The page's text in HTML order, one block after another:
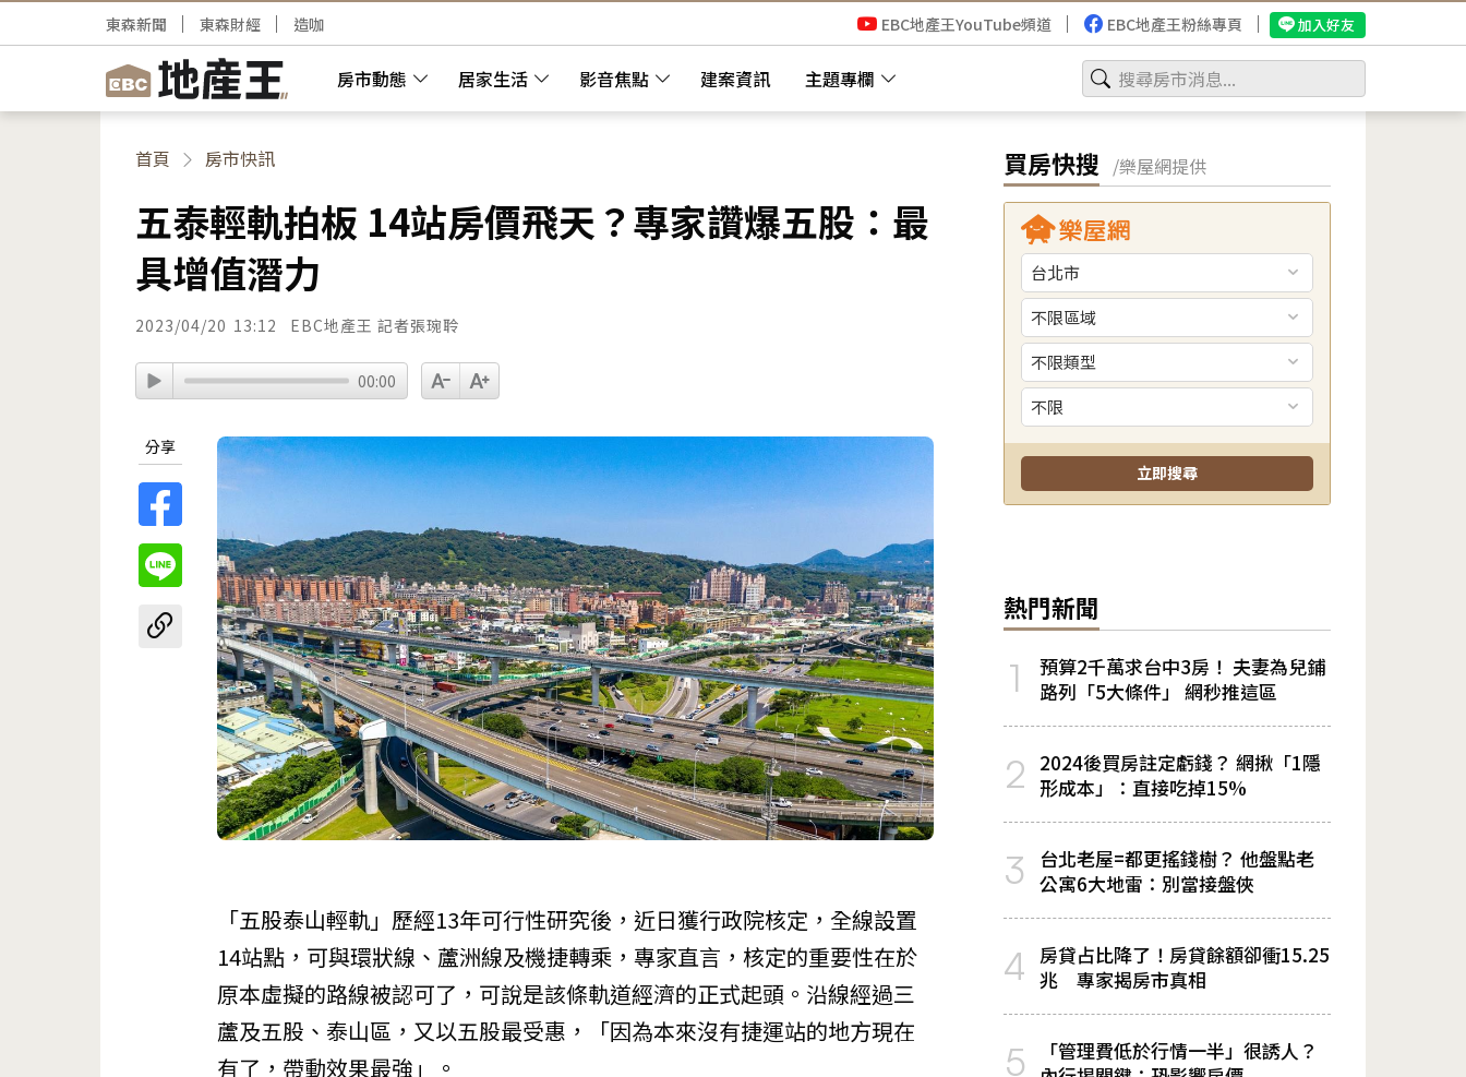
房市動態 居家生活 影音焦點 建案資訊 主題專欄
東森新聞 東森財經 造咖 EBC地產王YouTube頻道 EBC地產王粉絲專頁 加入好友
首頁 房市快訊
五泰輕軌拍板 14站房價飛天？專家讚爆五股：最
具增值潛力
2023/04/20 13:12 EBC地產王 記者張琬聆
00:00
分享
「五股泰山輕軌」歷經13年可行性研究後，近日獲行政院核定，全線設置
14站點，可與環狀線、蘆洲線及機捷轉乘，專家直言，核定的重要性在於
原本虛擬的路線被認可了，可說是該條軌道經濟的正式起頭。沿線經過三
蘆及五股、泰山區，又以五股最受惠，「因為本來沒有捷運站的地方現在
有了，帶動效果最強」。
買房快搜 /樂屋網提供
熱門新聞
1
預算2千萬求台中3房！ 夫妻為兒鋪
路列「5大條件」 網秒推這區
2 2024後買房註定虧錢？ 網揪「1隱
形成本」：直接吃掉15%
3
台北老屋=都更搖錢樹？ 他盤點老
公寓6大地雷：別當接盤俠
4 房貸占比降了！房貸餘額卻衝15.25
兆 專家揭房市真相
5
「管理費低於行情一半」很誘人？